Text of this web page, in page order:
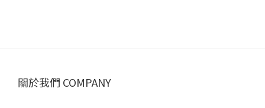
關於我們 COMPANY